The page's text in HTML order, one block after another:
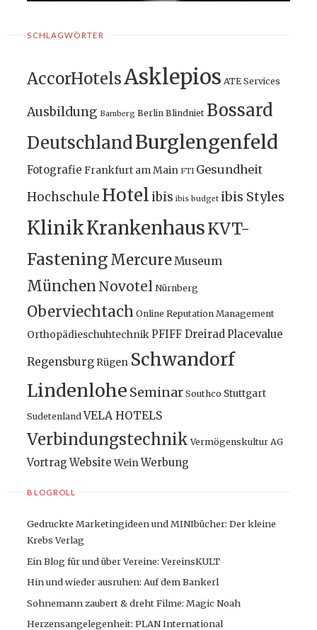
SCHLAGWÖRTER
AccorHotelsAsklepios ATE Services
Ausbildung Bamberg Berlin Blindniet Bossard
DeutschlandBurglengenfeld
Fotografie Frankfurt am Main FTI Gesundheit
Hochschule Hotel ibis ibis budget ibis Styles
KlinikKrankenhausKVT-
FasteningMercureMuseum
München Novotel Nürnberg
Oberviechtach Online Reputation Management
OrthopädieschuhtechnikPFIFF DreiradPlacevalue
Regensburg Rügen Schwandorf
Lindenlohe Seminar Southco Stuttgart
Sudetenland VELA HOTELS
Verbindungstechnik Vermögenskultur AG
Vortrag Website WeinWerbung
BLOGROLL
Gedruckte Marketingideen und MINIbücher: Der kleine
Krebs Verlag
Ein Blog für und über Vereine: VereinsKULT
Hin und wieder ausruhen: Auf dem Bankerl
Sohnemann zaubert & dreht Filme: Magic Noah
Herzensangelegenheit: PLAN International